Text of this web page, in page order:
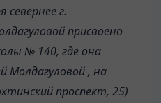
севернее г.
присвоено
№ 140, где она
Молдагуловой , на
проспект, 25)